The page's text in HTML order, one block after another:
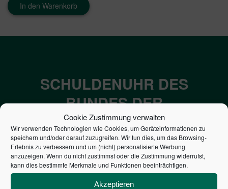
Cookie Zustimmung verwalten
Wir verwenden Technologien wie Cookies, um Geräteinformationen zu
speichern und/oder darauf zuzugreifen. Wir tun dies, um das Browsing-
Erlebnis zu verbessern und um (nicht) personalisierte Werbung
anzuzeigen. Wenn du nicht zustimmst oder die Zustimmung widerrufst,
kann dies bestimmte Merkmale und Funktionen beeinträchtigen.
Akzeptieren
In den Warenkorb
SCHULDENUHR DES
BUNDES DER
STEUERZAHLER
7,052€
NEUVERSCHULDUNG
PRO SEKUNDE